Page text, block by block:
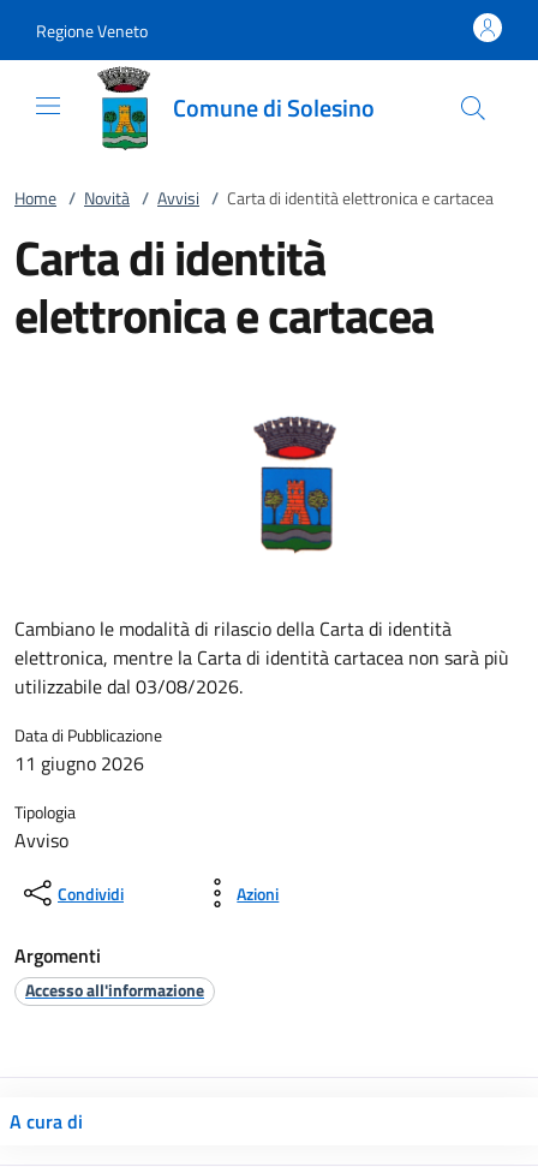
Regione Veneto
Comune di Solesino
Home / Novità / Avvisi / Carta di identità elettronica e cartacea
Carta di identità
elettronica e cartacea
Cambiano le modalità di rilascio della Carta di identità
elettronica, mentre la Carta di identità cartacea non sarà più
utilizzabile dal 03/08/2026.
Data di Pubblicazione
11 giugno 2026
Tipologia
Avviso
Condividi Azioni
Argomenti
Accesso all'informazione
A cura di